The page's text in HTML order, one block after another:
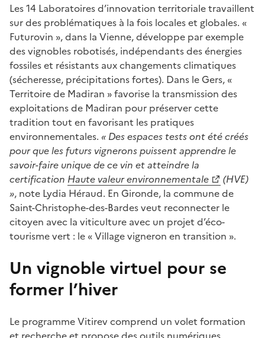
Les 14 Laboratoires d’innovation territoriale travaillent
sur des problématiques à la fois locales et globales. «
Futurovin », dans la Vienne, développe par exemple
des vignobles robotisés, indépendants des énergies
fossiles et résistants aux changements climatiques
(sécheresse, précipitations fortes). Dans le Gers, «
Territoire de Madiran » favorise la transmission des
exploitations de Madiran pour préserver cette
tradition tout en favorisant les pratiques
environnementales. « Des espaces tests ont été créés
pour que les futurs vignerons puissent apprendre le
savoir-faire unique de ce vin et atteindre la
certification Haute valeur environnementale
(HVE)
», note Lydia Héraud. En Gironde, la commune de
Saint-Christophe-des-Bardes veut reconnecter le
citoyen avec la viticulture avec un projet d’éco-
tourisme vert : le « Village vigneron en transition ».
Un vignoble virtuel pour se
former l’hiver
Le programme Vitirev comprend un volet formation